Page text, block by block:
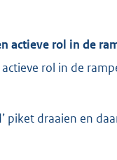
actieve rol in de
rol in de
piket draaien en